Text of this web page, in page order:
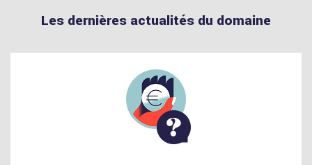
Les dernières actualités du domaine